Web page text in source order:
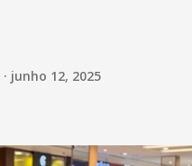
junho 12, 2025